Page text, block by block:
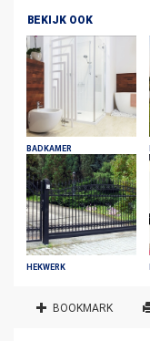
BEKIJK OOK
BADKAMER
HEKWERK
BOOKMARK